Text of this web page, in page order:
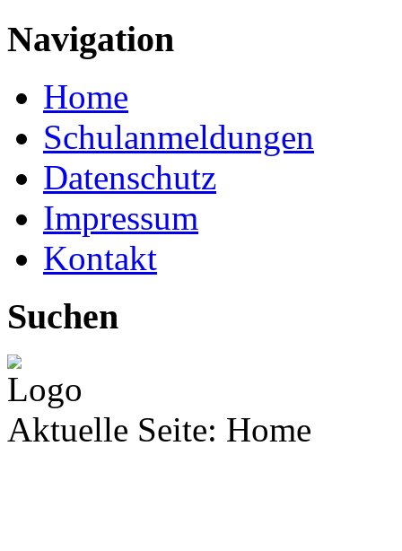
Navigation
Home
Schulanmeldungen
Datenschutz
Impressum
Kontakt
Suchen
Aktuelle Seite: Home